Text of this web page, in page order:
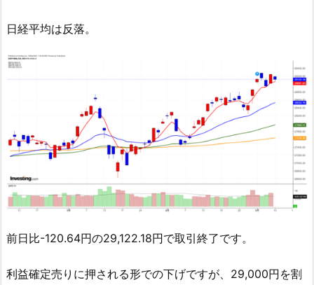
日経平均は反落。
前日比-120.64円の29,122.18円で取引終了です。
利益確定売りに押される形での下げですが、29,000円を割